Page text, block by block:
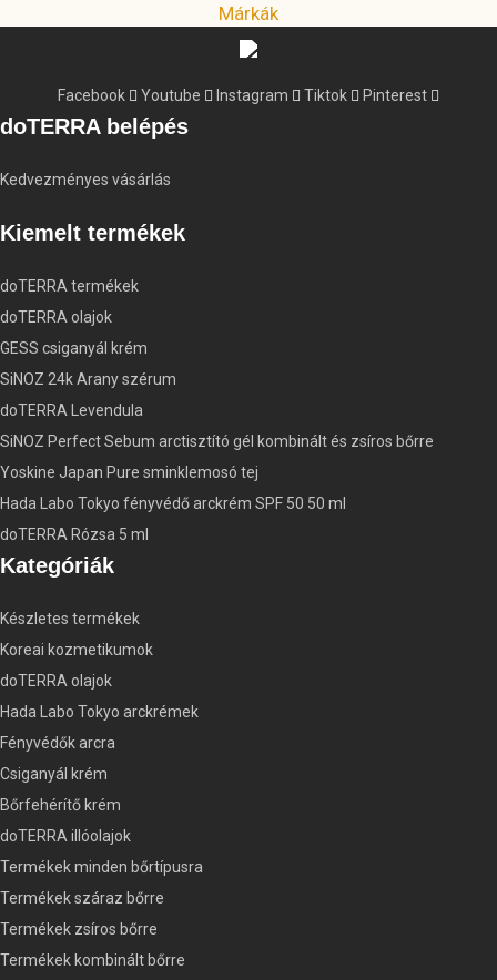
Márkák
Facebook Youtube Instagram Tiktok Pinterest
doTERRA belépés
Kedvezményes vásárlás
Kiemelt termékek
doTERRA termékek
doTERRA olajok
GESS csiganyál krém
SiNOZ 24k Arany szérum
doTERRA Levendula
SiNOZ Perfect Sebum arctisztító gél kombinált és zsíros bőrre
Yoskine Japan Pure sminklemosó tej
Hada Labo Tokyo fényvédő arckrém SPF 50 50 ml
doTERRA Rózsa 5 ml
Kategóriák
Készletes termékek
Koreai kozmetikumok
doTERRA olajok
Hada Labo Tokyo arckrémek
Fényvédők arcra
Csiganyál krém
Bőrfehérítő krém
doTERRA illóolajok
Termékek minden bőrtípusra
Termékek száraz bőrre
Termékek zsíros bőrre
Termékek kombinált bőrre